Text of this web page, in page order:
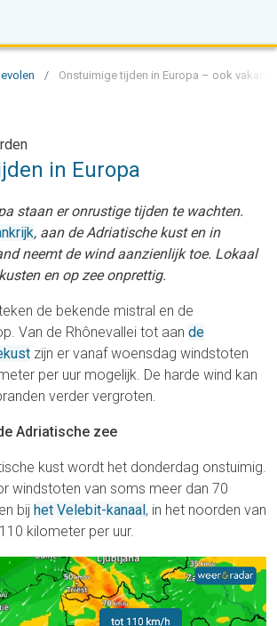
/ Onstuimige tijden in Europa – ook
in Europa
staan er onrustige tijden te wachten.
, aan de Adriatische kust en in
neemt de wind aanzienlijk toe. Lokaal
en op zee onprettig.
de bekende mistral en de
Van de Rhônevallei tot aan de
zijn er vanaf woensdag windstoten
per uur mogelijk. De harde wind kan
verder vergroten.
Adriatische zee
kust wordt het donderdag onstuimig.
windstoten van soms meer dan 70
bij het Velebit-kanaal, in het noorden van
kilometer per uur.